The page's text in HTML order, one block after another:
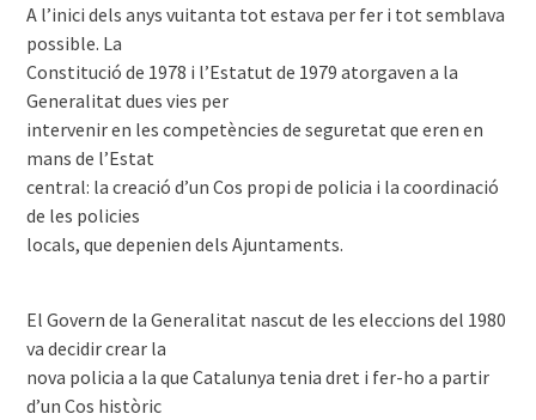
A l’inici dels anys vuitanta tot estava per fer i tot semblava
possible. La
Constitució de 1978 i l’Estatut de 1979 atorgaven a la
Generalitat dues vies per
intervenir en les competències de seguretat que eren en
mans de l’Estat
central: la creació d’un Cos propi de policia i la coordinació
de les policies
locals, que depenien dels Ajuntaments.
El Govern de la Generalitat nascut de les eleccions del 1980
va decidir crear la
nova policia a la que Catalunya tenia dret i fer-ho a partir
d’un Cos històric